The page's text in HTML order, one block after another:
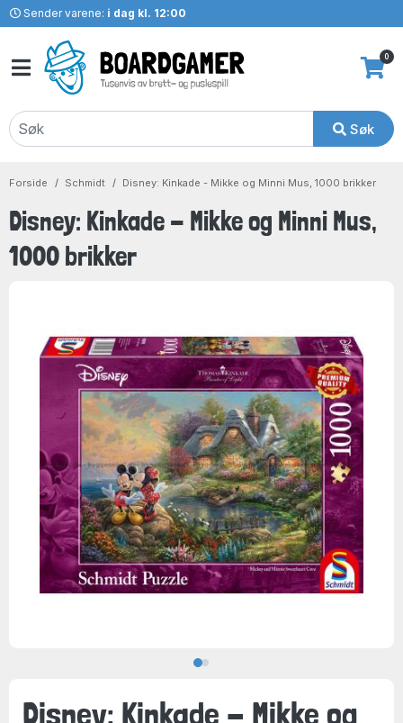
Sender varene: i dag kl. 12:00
Søk
0
Forside Schmidt Disney: Kinkade - Mikke og Minni Mus, 1000 brikker
Disney: Kinkade - Mikke og Minni Mus,
1000 brikker
Disney: Kinkade - Mikke og